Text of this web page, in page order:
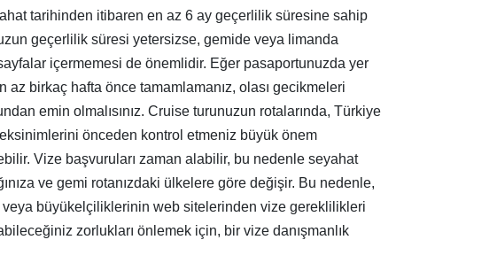
tarihinden itibaren en az 6 ay geçerlilik süresine sahip
geçerlilik süresi yetersizse, gemide veya limanda
içermemesi de önemlidir. Eğer pasaportunuzda yer
birkaç hafta önce tamamlamanız, olası gecikmeleri
emin olmalısınız. Cruise turunuzun rotalarında, Türkiye
önceden kontrol etmeniz büyük önem
Vize başvuruları zaman alabilir, bu nedenle seyahat
ve gemi rotanızdaki ülkelere göre değişir. Bu nedenle,
büyükelçiliklerinin web sitelerinden vize gereklilikleri
zorlukları önlemek için, bir vize danışmanlık